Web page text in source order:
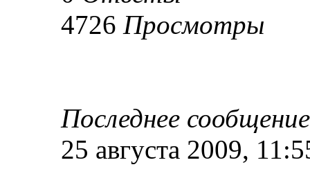
4726 Просмотры
Последнее
25 августа 2009,